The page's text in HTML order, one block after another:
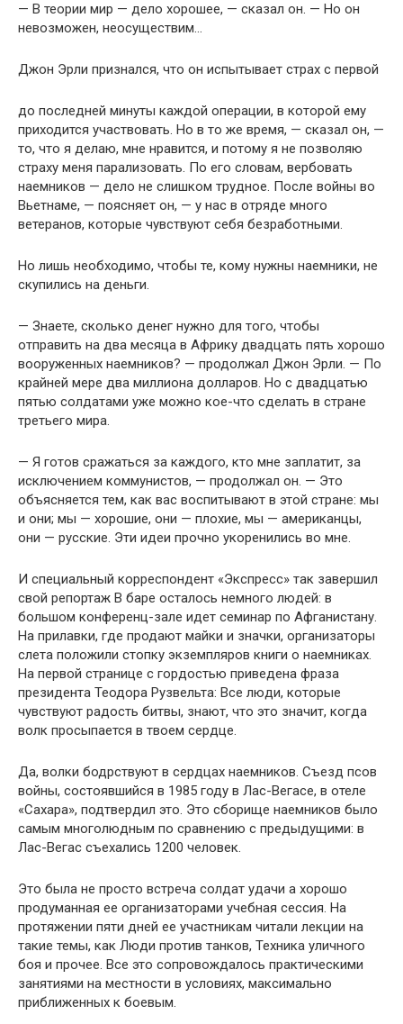
— В теории мир — дело хорошее, — сказал он. — Но он
невозможен, неосуществим…
Джон Эрли признался, что он испытывает страх с первой
до последней минуты каждой операции, в которой ему
приходится участвовать. Но в то же время, — сказал он, —
то, что я делаю, мне нравится, и потому я не позволяю
страху меня парализовать. По его словам, вербовать
наемников — дело не слишком трудное. После войны во
Вьетнаме, — поясняет он, — у нас в отряде много
ветеранов, которые чувствуют себя безработными.
Но лишь необходимо, чтобы те, кому нужны наемники, не
скупились на деньги.
— Знаете, сколько денег нужно для того, чтобы
отправить на два месяца в Африку двадцать пять хорошо
вооруженных наемников? — продолжал Джон Эрли. — По
крайней мере два миллиона долларов. Но с двадцатью
пятью солдатами уже можно кое-что сделать в стране
третьего мира.
— Я готов сражаться за каждого, кто мне заплатит, за
исключением коммунистов, — продолжал он. — Это
объясняется тем, как вас воспитывают в этой стране: мы
и они; мы — хорошие, они — плохие, мы — американцы,
они — русские. Эти идеи прочно укоренились во мне.
И специальный корреспондент «Экспресс» так завершил
свой репортаж В баре осталось немного людей: в
большом конференц-зале идет семинар по Афганистану.
На прилавки, где продают майки и значки, организаторы
слета положили стопку экземпляров книги о наемниках.
На первой странице с гордостью приведена фраза
президента Теодора Рузвельта: Все люди, которые
чувствуют радость битвы, знают, что это значит, когда
волк просыпается в твоем сердце.
Да, волки бодрствуют в сердцах наемников. Съезд псов
войны, состоявшийся в 1985 году в Лас-Вегасе, в отеле
«Сахара», подтвердил это. Это сборище наемников было
самым многолюдным по сравнению с предыдущими: в
Лас-Вегас съехались 1200 человек.
Это была не просто встреча солдат удачи а хорошо
продуманная ее организаторами учебная сессия. На
протяжении пяти дней ее участникам читали лекции на
такие темы, как Люди против танков, Техника уличного
боя и прочее. Все это сопровождалось практическими
занятиями на местности в условиях, максимально
приближенных к боевым.